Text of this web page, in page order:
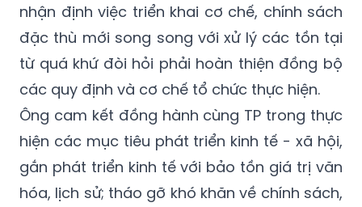
nhận định việc triển khai cơ chế, chính sách
đặc thù mới song song với xử lý các tồn tại
từ quá khứ đòi hỏi phải hoàn thiện đồng bộ
các quy định và cơ chế tổ chức thực hiện.
Ông cam kết đồng hành cùng TP trong thực
hiện các mục tiêu phát triển kinh tế - xã hội,
gắn phát triển kinh tế với bảo tồn giá trị văn
hóa, lịch sử; tháo gỡ khó khăn về chính sách,